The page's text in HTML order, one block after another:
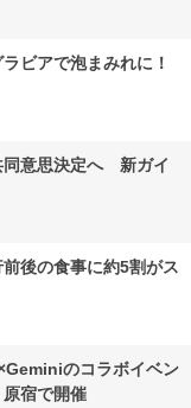
ビアで泡まみれに！
同意思決定へ 新ガイ
前後の食事に約5割がス
のコラボイベン
原宿で開催